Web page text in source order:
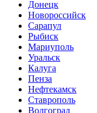
Донецк
Новороссийск
Сарапул
Рыбиск
Мариуполь
Уральск
Калуга
Пенза
Нефтекамск
Ставрополь
Волгоград